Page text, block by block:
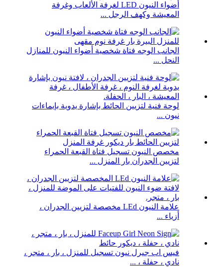
أضواء النيون LED لغرفة الألعاب وغرفة
المعيشة وكهف الرجل ...
الجانب الوجه فتاة شخصية أضواء النيون للمنازل
النحل ...
لوحة فنية لتزيين الحائط بإشارة يدوية بإيماءات
نيون ...
مخصص النيون تسجيل فتاة القبعة الحمراء
لتزيين الجدران بار المنزل ...
علامة النيون LEd مخصصة لتزيين الجدران ،
أزياء ...
فيس اب جيرل نيون تسجيل للمنزل ، بار ، متجر ،
نادي ، حفلة ، ...